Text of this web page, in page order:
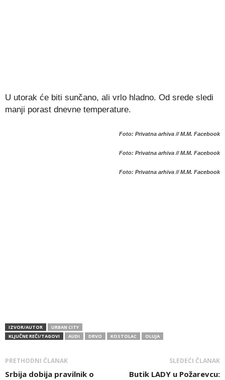
U utorak će biti sunčano, ali vrlo hladno. Od srede sledi
manji porast dnevne temperature.
Foto: Privatna arhiva // M.M. Facebook
Foto: Privatna arhiva // M.M. Facebook
Foto: Privatna arhiva // M.M. Facebook
IZVOR/AUTOR
URBAN CITY
KLJUČNE REČI/TAGOVI
AUDI DRVO KOSTOLAC OLUJA
PRETHODNI ČLANAK
Srbija dobija pravilnik o
SLEDEĆI ČLANAK
Butik LADY u Požarevcu: